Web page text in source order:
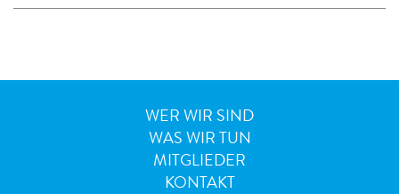
WER WIR SIND
WAS WIR TUN
MITGLIEDER
KONTAKT